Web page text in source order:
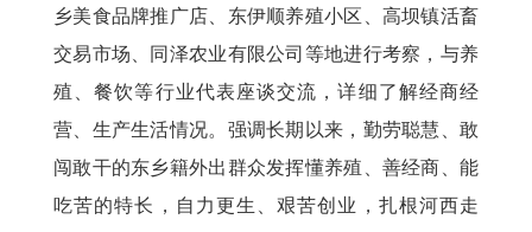
乡美食品牌推广店、东伊顺养殖小区、高坝镇活畜
交易市场、同泽农业有限公司等地进行考察，与养
殖、餐饮等行业代表座谈交流，详细了解经商经
营、生产生活情况。强调长期以来，勤劳聪慧、敢
闯敢干的东乡籍外出群众发挥懂养殖、善经商、能
吃苦的特长，自力更生、艰苦创业，扎根河西走